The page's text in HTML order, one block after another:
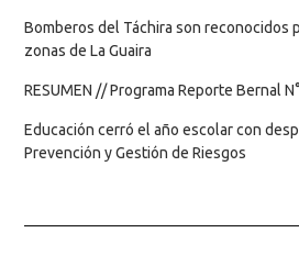
Bomberos del Táchira son reconocidos
zonas de La Guaira
RESUMEN // Programa Reporte Bernal
Educación cerró el año escolar con
Prevención y Gestión de Riesgos